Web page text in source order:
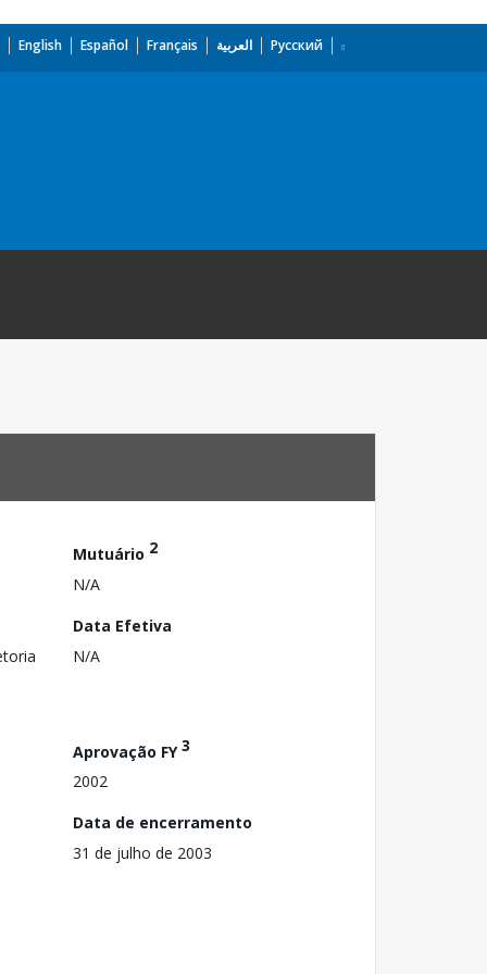
English Español Français العربية Русский
Mutuário 2
N/A
Data Efetiva
N/A
Aprovação FY3
2002
Data de encerramento
31 de julho de 2003